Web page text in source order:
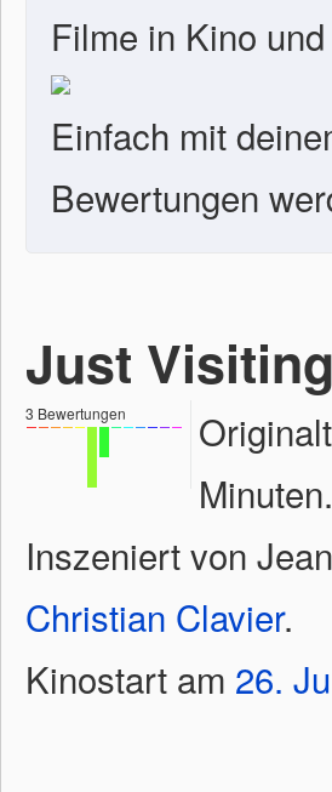
Filme in Kino und
Einfach mit
Bewertungen
Just Visiting
3 Bewertungen
Minuten.
Inszeniert von
Christian Clavier.
Kinostart am 26.